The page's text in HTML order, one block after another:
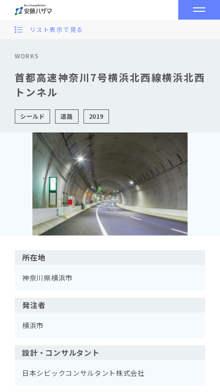
WORKS
首都高速神奈川7号横浜北西線横浜北西
トンネル
シールド 道路 2019
リスト表示で見る
所在地
神奈川県横浜市
発注者
横浜市
設計・コンサルタント
日本シビックコンサルタント株式会社